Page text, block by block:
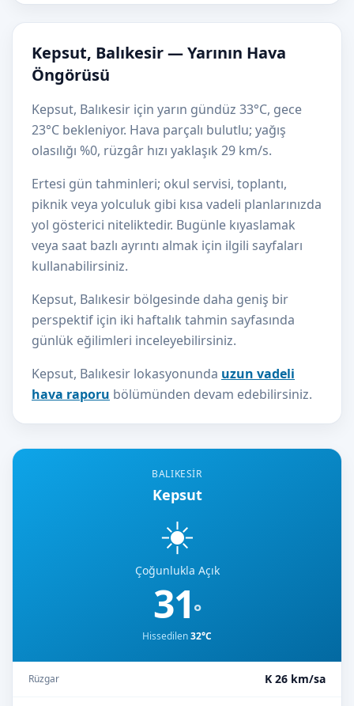
BALIKESIR
Kepsut
☀️
Çoğunlukla Açık
31°
Hissedilen32°C
Rüzgar K 26 km/sa
Kepsut, Balıkesir — Yarının Hava
Öngörüsü
Kepsut, Balıkesir için yarın gündüz 33°C, gece
23°C bekleniyor. Hava parçalı bulutlu; yağış
olasılığı %0, rüzgâr hızı yaklaşık 29 km/s.
Ertesi gün tahminleri; okul servisi, toplantı,
piknik veya yolculuk gibi kısa vadeli planlarınızda
yol gösterici niteliktedir. Bugünle kıyaslamak
veya saat bazlı ayrıntı almak için ilgili sayfaları
kullanabilirsiniz.
Kepsut, Balıkesir bölgesinde daha geniş bir
perspektif için iki haftalık tahmin sayfasında
günlük eğilimleri inceleyebilirsiniz.
Kepsut, Balıkesir lokasyonunda uzun vadeli
hava raporu bölümünden devam edebilirsiniz.